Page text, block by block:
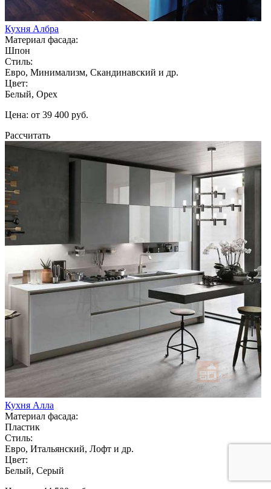
Кухня Албра
Материал фасада:
Шпон
Стиль:
Евро, Минимализм, Скандинавский и др.
Цвет:
Белый, Орех
Цена: от 39 400 руб.
Рассчитать
Кухня Алла
Материал фасада:
Пластик
Стиль:
Евро, Итальянский, Лофт и др.
Цвет:
Белый, Серый